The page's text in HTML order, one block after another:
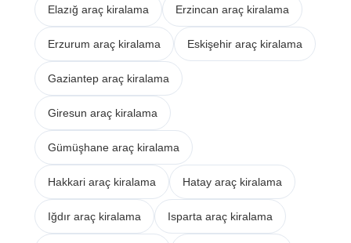
Elazığ araç kiralama Erzincan araç kiralama
Erzurum araç kiralama Eskişehir araç kiralama
Gaziantep araç kiralama
Giresun araç kiralama
Gümüşhane araç kiralama
Hakkari araç kiralama Hatay araç kiralama
Iğdır araç kiralama Isparta araç kiralama